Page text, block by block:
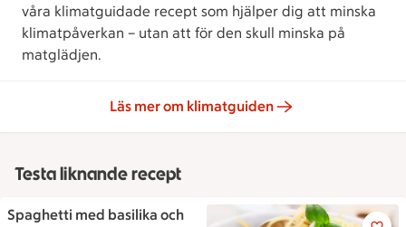
våra klimatguidade recept som hjälper dig att minska
klimatpåverkan – utan att för den skull minska på
matglädjen.
Läs mer om klimatguiden
Testa liknande recept
Spaghetti med basilika och
Spaghetti med basilika och